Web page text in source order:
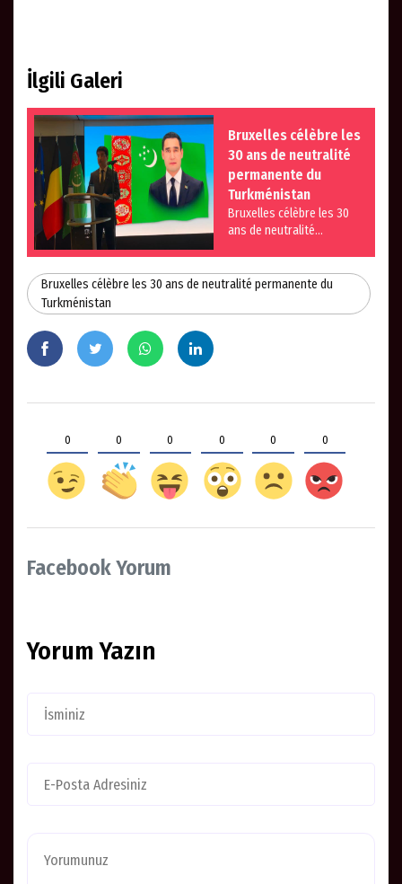
İlgili Galeri
Bruxelles célèbre les
30 ans de neutralité
permanente du
Turkménistan
Bruxelles célèbre les 30
ans de neutralité
Bruxelles célèbre les 30 ans de neutralité permanente du
Turkménistan
0 0 0 0 0 0
Facebook Yorum
Yorum Yazın